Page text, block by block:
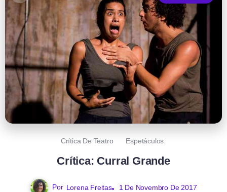
Crítica De Teatro Espetáculos
Crítica: Curral Grande
Por Lorena Freitas 1 De Novembro De 2017